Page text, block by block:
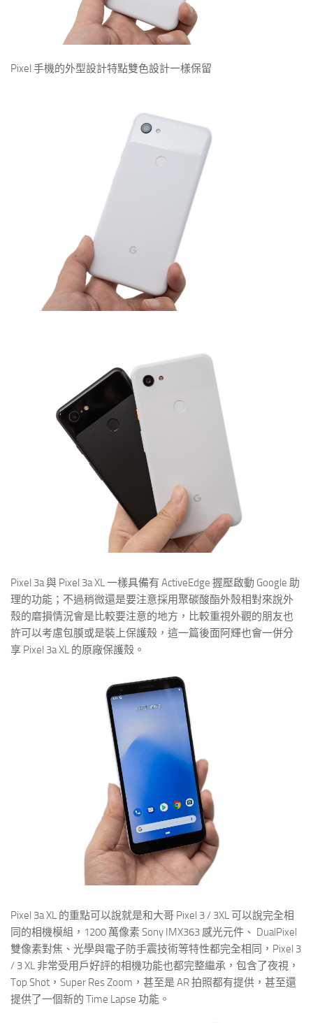
Pixel 手機的外型設計特點雙色設計一樣保留
Pixel 3a 與 Pixel 3a XL 一樣具備有 ActiveEdge 握壓啟動 Google 助
理的功能；不過稍微還是要注意採用聚碳酸酯外殼相對來說外
殼的磨損情況會是比較要注意的地方，比較重視外觀的朋友也
許可以考慮包膜或是裝上保護殼，這一篇後面阿輝也會一併分
享 Pixel 3a XL 的原廠保護殼。
Pixel 3a XL 的重點可以說就是和大哥 Pixel 3 / 3XL 可以說完全相
同的相機模組，1200 萬像素 Sony IMX363 感光元件、 DualPixel
雙像素對焦、光學與電子防手震技術等特性都完全相同，Pixel 3
/ 3 XL 非常受用戶好評的相機功能也都完整繼承，包含了夜視，
Top Shot，Super Res Zoom，甚至是 AR 拍照都有提供，甚至還
提供了一個新的 Time Lapse 功能。